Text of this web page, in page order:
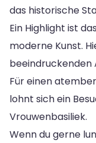
das historische
Ein Highlight ist
moderne Kunst.
beeindruckenden
Für einen
lohnt sich ein
Vrouwenbasiliek.
Wenn du gerne